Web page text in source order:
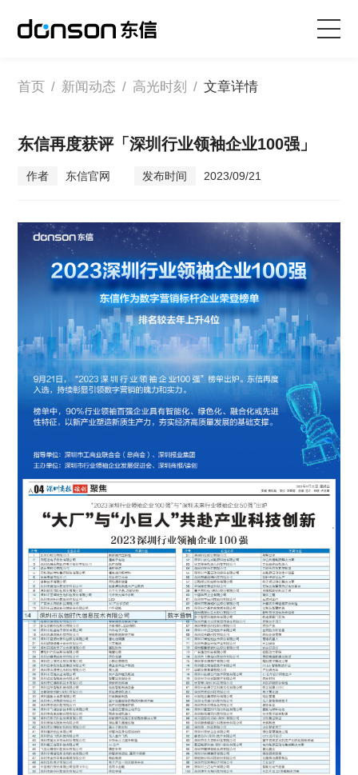
首页
营销产品矩阵
解决方案
新闻动态
关于东信
ESG
联系东信
首页 / 新闻动态 / 高光时刻 / 文章详情
东信再度获评「深圳行业领袖企业100强」
作者 东信官网 发布时间 2023/09/21